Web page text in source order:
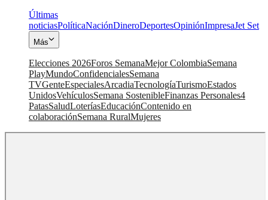
Últimas
noticiasPolíticaNaciónDineroDeportesOpiniónImpresaJet Set
Más
Elecciones 2026Foros SemanaMejor ColombiaSemana
PlayMundoConfidencialesSemana
TVGenteEspecialesArcadiaTecnologíaTurismoEstados
UnidosVehículosSemana SostenibleFinanzas Personales4
PatasSaludLoteríasEducaciónContenido en
colaboraciónSemana RuralMujeres